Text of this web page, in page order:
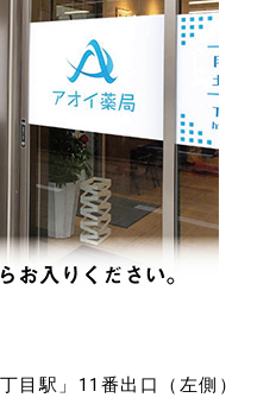
目駅」11番出口（左側）